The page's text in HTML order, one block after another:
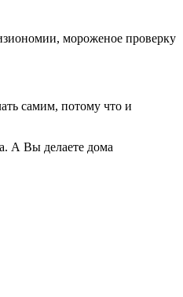
мороженое проверку
самим, потому что и
А Вы делаете дома